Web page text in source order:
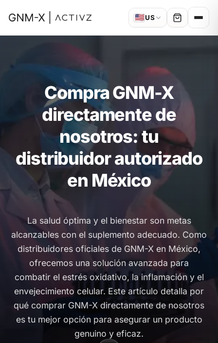
🇺🇸US
Compra GNM-X
directamente de
nosotros: tu
distribuidor autorizado
en México
La salud óptima y el bienestar son metas
alcanzables con el suplemento adecuado. Como
distribuidores oficiales de GNM-X en México,
ofrecemos una solución avanzada para
combatir el estrés oxidativo, la inflamación y el
envejecimiento celular. Este artículo detalla por
qué comprar GNM-X directamente de nosotros
es tu mejor opción para asegurar un producto
genuino y eficaz.